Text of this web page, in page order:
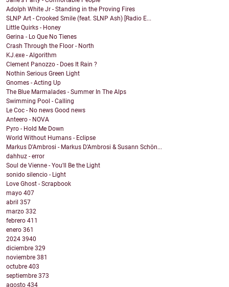
Adolph White Jr - Standing in the Proving Fires
SLNP Art - Crooked Smile (feat. SLNP Ash) [Radio E...
Little Quirks - Honey
Gerina - Lo Que No Tienes
Crash Through the Floor - North
KJ.exe - Algorithm
Clement Panozzo - Does It Rain ?
Nothin Serious Green Light
Gnomes - Acting Up
The Blue Marmalades - Summer In The Alps
Swimming Pool - Calling
Le Coc - No news Good news
Anteero - NOVA
Pyro - Hold Me Down
World Without Humans - Eclipse
Markus D'Ambrosi - Markus D'Ambrosi & Susann Schön...
dahhuz - error
Soul de Vienne - You'll Be the Light
sonido silencio - Light
Love Ghost - Scrapbook
mayo 407
abril 357
marzo 332
febrero 411
enero 361
2024 3940
diciembre 329
noviembre 381
octubre 403
septiembre 373
agosto 434